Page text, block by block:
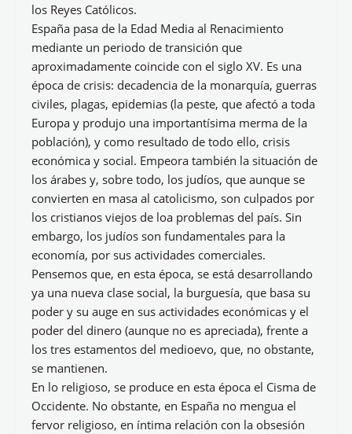
los Reyes Católicos.
España pasa de la Edad Media al Renacimiento
mediante un periodo de transición que
aproximadamente coincide con el siglo XV. Es una
época de crisis: decadencia de la monarquía, guerras
civiles, plagas, epidemias (la peste, que afectó a toda
Europa y produjo una importantísima merma de la
población), y como resultado de todo ello, crisis
económica y social. Empeora también la situación de
los árabes y, sobre todo, los judíos, que aunque se
convierten en masa al catolicismo, son culpados por
los cristianos viejos de loa problemas del país. Sin
embargo, los judíos son fundamentales para la
economía, por sus actividades comerciales.
Pensemos que, en esta época, se está desarrollando
ya una nueva clase social, la burguesía, que basa su
poder y su auge en sus actividades económicas y el
poder del dinero (aunque no es apreciada), frente a
los tres estamentos del medioevo, que, no obstante,
se mantienen.
En lo religioso, se produce en esta época el Cisma de
Occidente. No obstante, en España no mengua el
fervor religioso, en íntima relación con la obsesión